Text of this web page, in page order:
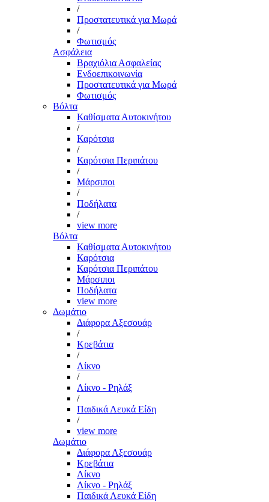
/
Προστατευτικά για Μωρά
/
Φωτισμός
Ασφάλεια
Βραχιόλια Ασφαλείας
Ενδοεπικοινωνία
Προστατευτικά για Μωρά
Φωτισμός
Βόλτα
Καθίσματα Αυτοκινήτου
/
Καρότσια
/
Καρότσια Περιπάτου
/
Μάρσιποι
/
Ποδήλατα
/
view more
Βόλτα
Καθίσματα Αυτοκινήτου
Καρότσια
Καρότσια Περιπάτου
Μάρσιποι
Ποδήλατα
view more
Δωμάτιο
Διάφορα Αξεσουάρ
/
Κρεβάτια
/
Λίκνο
/
Λίκνο - Ρηλάξ
/
Παιδικά Λευκά Είδη
/
view more
Δωμάτιο
Διάφορα Αξεσουάρ
Κρεβάτια
Λίκνο
Λίκνο - Ρηλάξ
Παιδικά Λευκά Είδη